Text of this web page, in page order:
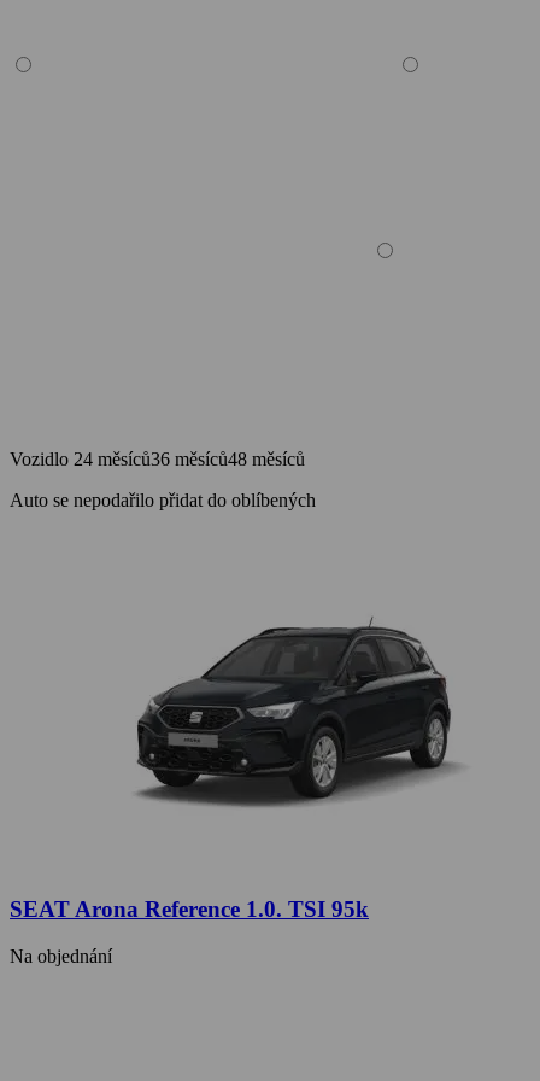
Vozidlo 24 měsíců36 měsíců48 měsíců
Auto se nepodařilo přidat do oblíbených
SEAT Arona Reference 1.0. TSI 95k
Na objednání